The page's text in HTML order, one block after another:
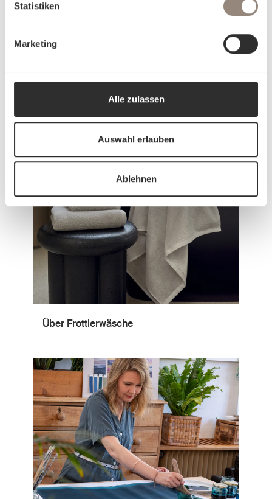
Statistiken
Marketing
Alle zulassen
Auswahl erlauben
Ablehnen
Unsere Geschichte
Über Frottierwäsche